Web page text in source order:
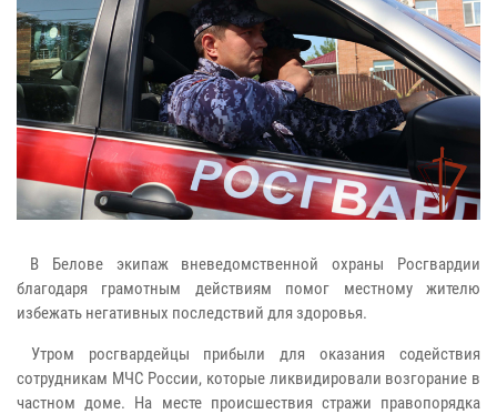
В Белове экипаж вневедомственной охраны Росгвардии
благодаря грамотным действиям помог местному жителю
избежать негативных последствий для здоровья.
Утром росгвардейцы прибыли для оказания содействия
сотрудникам МЧС России, которые ликвидировали возгорание в
частном доме. На месте происшествия стражи правопорядка